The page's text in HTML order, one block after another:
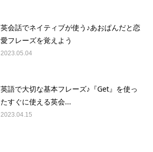
英会話でネイティブが使う♪あおぱんだと恋
愛フレーズを覚えよう
2023.05.04
英語で大切な基本フレーズ♪『Get』を使っ
たすぐに使える英会...
2023.04.15